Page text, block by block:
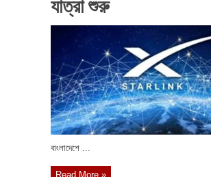
বাংলাদেশে ...
Read More »